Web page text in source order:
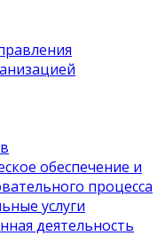
обеспечение и
процесса
услуги
деятельность